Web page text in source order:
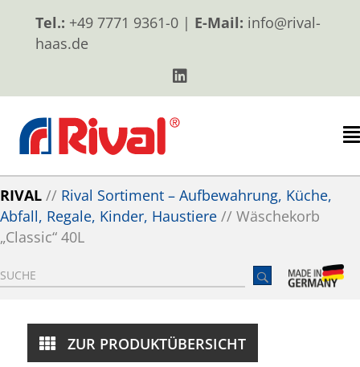
Tel.: +49 7771 9361-0 | E-Mail: info@rival-
haas.de
RIVAL // Rival Sortiment – Aufbewahrung, Küche,
Abfall, Regale, Kinder, Haustiere // Wäschekorb
„Classic“ 40L
ZUR PRODUKTÜBERSICHT